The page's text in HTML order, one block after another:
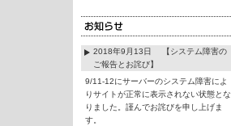
2018年9月13日 【システム障害の
ご報告とお詫び】
9/11-12にサーバーのシステム障害によ
りサイトが正常に表示されない状態とな
りました。謹んでお詫びを申し上げま
す。